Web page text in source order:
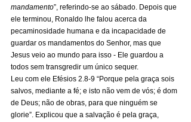
mandamento”, referindo-se ao sábado. Depois que
ele terminou, Ronaldo lhe falou acerca da
pecaminosidade humana e da incapacidade de
guardar os mandamentos do Senhor, mas que
Jesus veio ao mundo para isso - Ele guardou a
todos sem transgredir um único sequer.
Leu com ele Efésios 2.8-9 “Porque pela graça sois
salvos, mediante a fé; e isto não vem de vós; é dom
de Deus; não de obras, para que ninguém se
glorie”. Explicou que a salvação é pela graça,